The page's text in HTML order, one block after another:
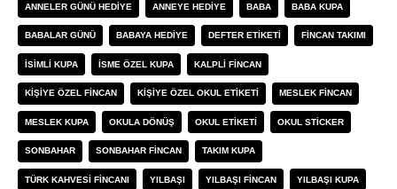
ANNELER GÜNÜ HEDIYE ANNEYE HEDIYE BABA BABA KUPA
BABALAR GÜNÜ BABAYA HEDIYE DEFTER ETIKETI FINCAN TAKIMI
ISIMLI KUPA ISME ÖZEL KUPA KALPLI FINCAN
KIŞIYE ÖZEL FINCAN KIŞIYE ÖZEL OKUL ETIKETI MESLEK FINCAN
MESLEK KUPA OKULA DÖNÜŞ OKUL ETIKETI OKUL STICKER
SONBAHAR SONBAHAR FINCAN TAKIM KUPA
TÜRK KAHVESI FINCANI YILBAŞI YILBAŞI FINCAN YILBAŞI KUPA